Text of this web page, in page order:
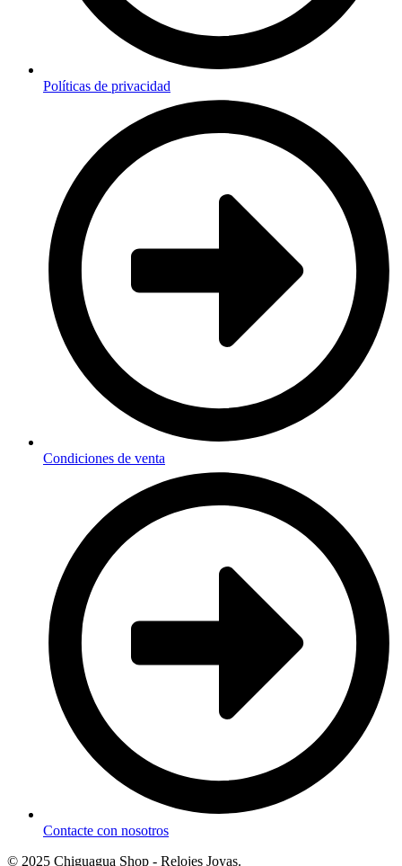
Políticas de privacidad
Condiciones de venta
Contacte con nosotros
© 2025 Chiguagua Shop - Relojes Joyas.